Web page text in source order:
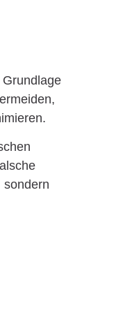
sondern